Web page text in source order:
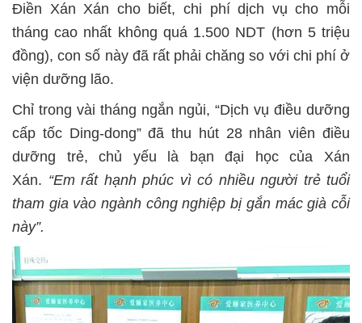
Điền Xán Xán cho biết, chi phí dịch vụ cho mỗi
tháng cao nhất không quá 1.500 NDT (hơn 5 triệu
đồng), con số này đã rất phải chăng so với chi phí ở
viện dưỡng lão.
Chỉ trong vài tháng ngắn ngủi, “Dịch vụ điều dưỡng
cấp tốc Ding-dong” đã thu hút 28 nhân viên điều
dưỡng trẻ, chủ yếu là bạn đại học của Xán
Xán. “Em rất hạnh phúc vì có nhiều người trẻ tuổi
tham gia vào ngành công nghiệp bị gắn mác già cỗi
này”.